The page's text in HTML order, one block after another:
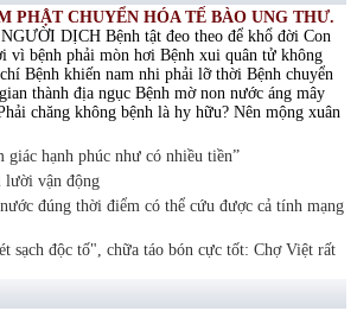
PHẬT CHUYỂN HÓA TẾ BÀO UNG THƯ.
DỊCH Bệnh tật đeo theo để khổ đời Con
vì bệnh phải mòn hơi Bệnh xui quân tử không
Bệnh khiến nam nhi phải lỡ thời Bệnh chuyển
thành địa ngục Bệnh mờ non nước áng mây
chăng không bệnh là hy hữu? Nên mộng xuân
giác hạnh phúc như có nhiều tiền”
lười vận động
đúng thời điểm có thể cứu được cả tính mạng
sạch độc tố", chữa táo bón cực tốt: Chợ Việt rất